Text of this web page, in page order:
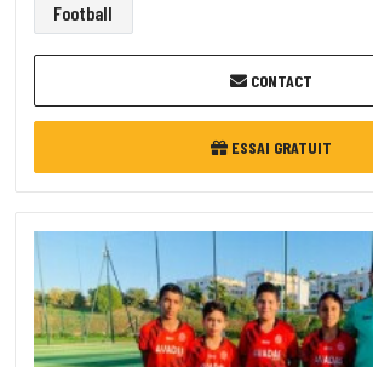
Football
CONTACT
ESSAI GRATUIT